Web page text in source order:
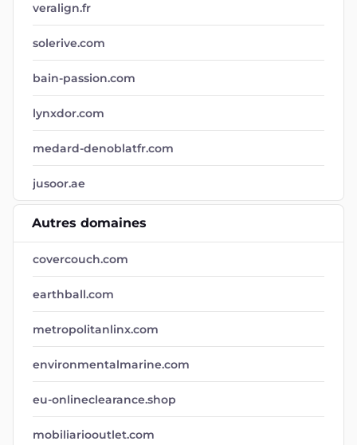
veralign.fr
solerive.com
bain-passion.com
lynxdor.com
medard-denoblatfr.com
jusoor.ae
Autres domaines
covercouch.com
earthball.com
metropolitanlinx.com
environmentalmarine.com
eu-onlineclearance.shop
mobiliariooutlet.com